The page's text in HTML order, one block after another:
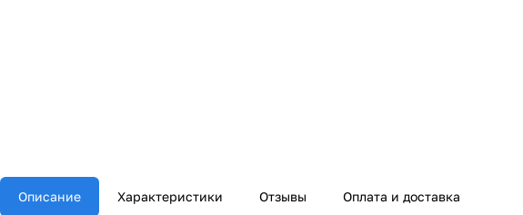
Описание Характеристики Отзывы Оплата и доставка